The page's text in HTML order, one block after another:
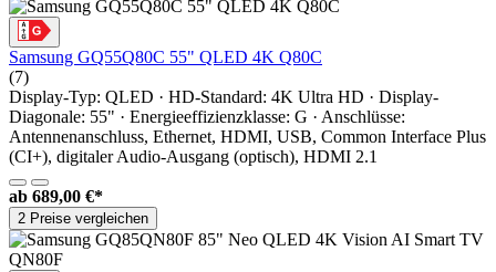
Samsung GQ55Q80C 55" QLED 4K Q80C
(7)
Display-Typ: QLED · HD-Standard: 4K Ultra HD · Display-
Diagonale: 55" · Energieeffizienzklasse: G · Anschlüsse:
Antennenanschluss, Ethernet, HDMI, USB, Common Interface Plus
(CI+), digitaler Audio-Ausgang (optisch), HDMI 2.1
ab 689,00 €*
2 Preise vergleichen